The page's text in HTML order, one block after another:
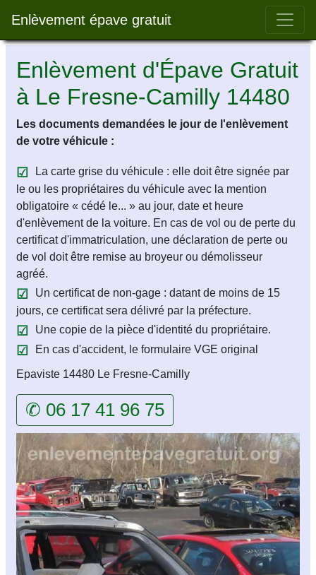
Enlèvement épave gratuit Bar
Enlèvement d'Épave Gratuit
à Le Fresne-Camilly 14480
Les documents demandées le jour de l'enlèvement
de votre véhicule :
La carte grise du véhicule : elle doit être signée par
le ou les propriétaires du véhicule avec la mention
obligatoire « cédé le... » au jour, date et heure
d'enlèvement de la voiture. En cas de vol ou de perte du
certificat d'immatriculation, une déclaration de perte ou
de vol doit être remise au broyeur ou démolisseur
agréé.
Un certificat de non-gage : datant de moins de 15
jours, ce certificat sera délivré par la préfecture.
Une copie de la pièce d'identité du propriétaire.
En cas d'accident, le formulaire VGE original
Epaviste 14480 Le Fresne-Camilly
✆ 06 17 41 96 75